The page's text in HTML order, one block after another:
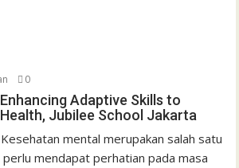
0
Adaptive Skills to
Jubilee School Jakarta
mental merupakan salah satu
mendapat perhatian pada masa